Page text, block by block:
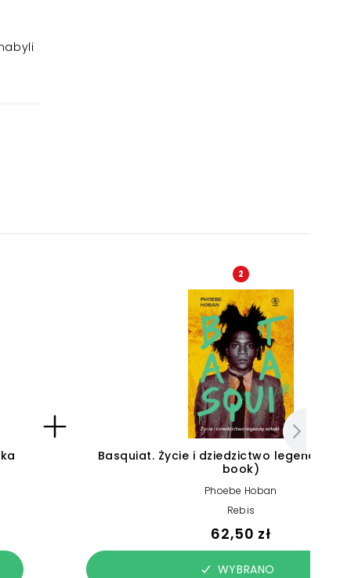
2
Basquiat. Życie i dziedzictwo legendy
book)
Phoebe Hoban
Rebis
62,50 zł
WYBRANO